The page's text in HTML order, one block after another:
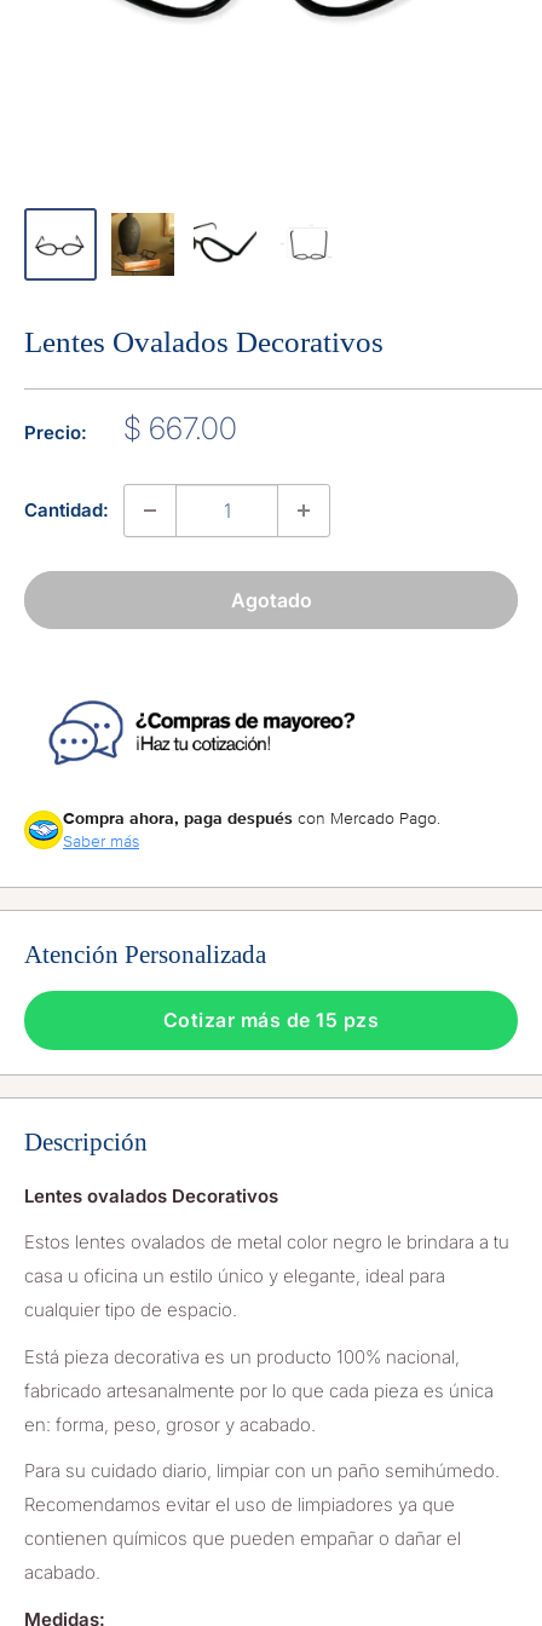
Lentes Ovalados Decorativos
Precio:
Precio
venta
$ 667.00
Cantidad:
Agotado
Compra ahora, paga después con Mercado Pago.
Saber más
Atención Personalizada
Cotizar más de 15 pzs
Descripción
Lentes ovalados Decorativos
Estos lentes ovalados de metal color negro le brindara a tu
casa u oficina un estilo único y elegante, ideal para
cualquier tipo de espacio.
Está pieza decorativa es un producto 100% nacional,
fabricado artesanalmente por lo que cada pieza es única
en: forma, peso, grosor y acabado.
Para su cuidado diario, limpiar con un paño semihúmedo.
Recomendamos evitar el uso de limpiadores ya que
contienen químicos que pueden empañar o dañar el
acabado.
Medidas: